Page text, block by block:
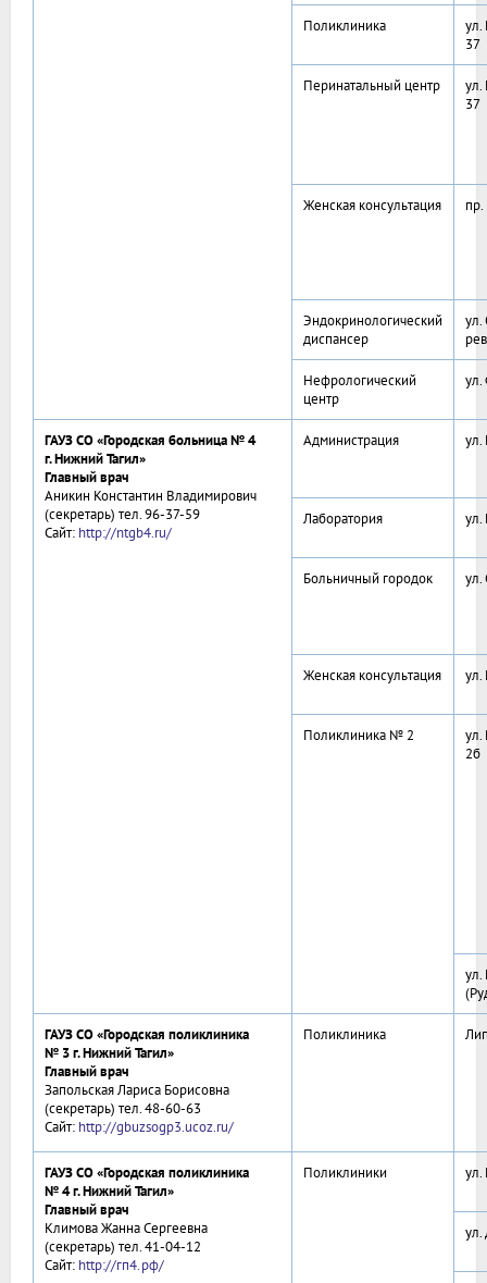
Поликлиника
ул.
37
Перинатальный центр
ул.
37
Женская консультация
Эндокринологический
диспансер
ул.
Нефрологический
центр
ул.
ГАУЗ СО «Городская больница № 4
г. Нижний Тагил»
Главный врач
Аникин Константин Владимирович
(секретарь) тел. 96-37-59
Сайт: http://ntgb4.ru/
Администрация ул.
Лаборатория ул.
Больничный городок ул.
Женская консультация ул.
Поликлиника № 2
ул.
2б
ул.
ГАУЗ СО «Городская поликлиника
№ 3 г. Нижний Тагил»
Главный врач
Запольская Лариса Борисовна
(секретарь) тел. 48-60-63
Сайт: http://gbuzsogp3.ucoz.ru/
Поликлиника
ГАУЗ СО «Городская поликлиника
№ 4 г. Нижний Тагил»
Главный врач
Климова Жанна Сергеевна
(секретарь) тел. 41-04-12
Сайт: http://гп4.рф/
Поликлиники ул.
ул.